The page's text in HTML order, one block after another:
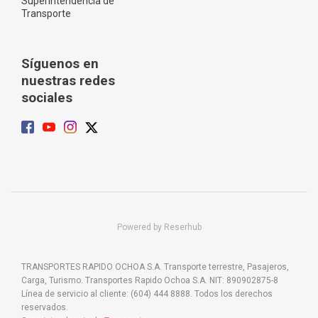
Transporte
Síguenos en
nuestras redes
sociales
Powered by Reserhub
TRANSPORTES RAPIDO OCHOA S.A. Transporte terrestre, Pasajeros,
Carga, Turismo. Transportes Rapido Ochoa S.A. NIT: 890902875-8
Línea de servicio al cliente: (604) 444 8888. Todos los derechos
reservados.